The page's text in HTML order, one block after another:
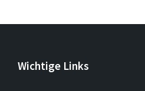
Wichtige Links